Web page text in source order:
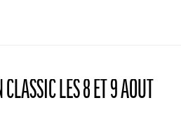
LES 8 ET 9 AOÛT